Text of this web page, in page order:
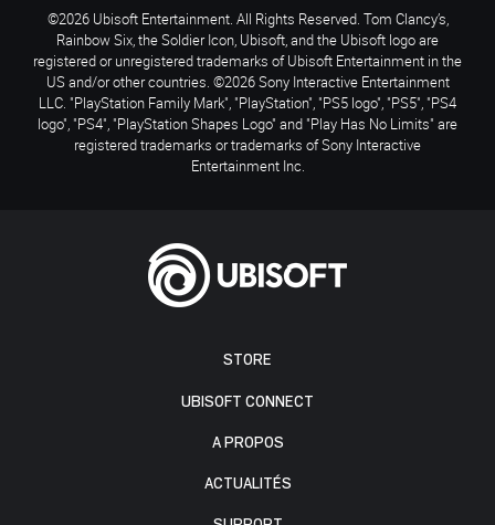
STORE
UBISOFT CONNECT
A PROPOS
ACTUALITÉS
©2026 Ubisoft Entertainment. All Rights Reserved. Tom Clancy’s,
Rainbow Six, the Soldier Icon, Ubisoft, and the Ubisoft logo are
registered or unregistered trademarks of Ubisoft Entertainment in the
US and/or other countries. ©2026 Sony Interactive Entertainment
LLC. "PlayStation Family Mark", "PlayStation", "PS5 logo", "PS5", "PS4
logo", "PS4", "PlayStation Shapes Logo" and "Play Has No Limits" are
registered trademarks or trademarks of Sony Interactive
Entertainment Inc.